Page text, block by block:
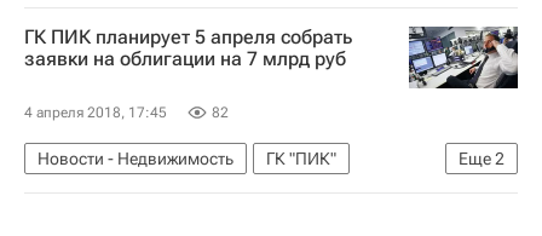
Вопрос-ответ – РИА Недвижимость
ГК ПИК планирует 5 апреля собрать
заявки на облигации на 7 млрд руб
4 апреля 2018, 17:45 82
Еще2
Новости - Недвижимость
ГК "ПИК"
Облигации
Россия